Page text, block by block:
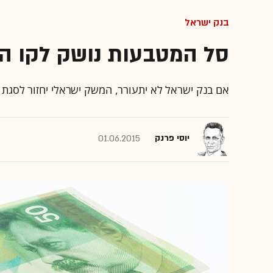
בנק ישראל
סל המטבעות נושק לקו
אם בנק ישראל לא יתעורר, המשק ישראלי יחזור לסגת
יוסי פרנק 01.06.2015